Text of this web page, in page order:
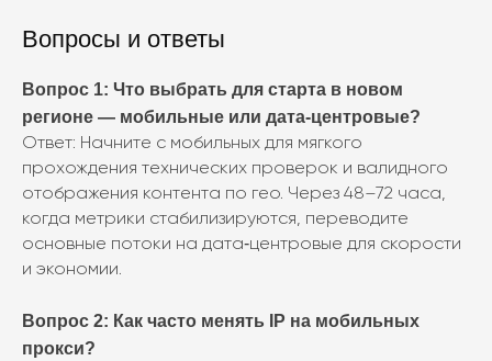
Вопросы и ответы
Вопрос 1: Что выбрать для старта в новом
регионе — мобильные или дата‑центровые?
Ответ: Начните с мобильных для мягкого
прохождения технических проверок и валидного
отображения контента по гео. Через 48–72 часа,
когда метрики стабилизируются, переводите
основные потоки на дата‑центровые для скорости
и экономии.
Вопрос 2: Как часто менять IP на мобильных
прокси?